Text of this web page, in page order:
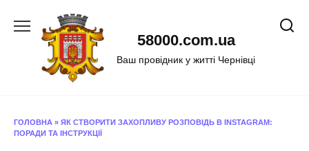
58000.com.ua
Ваш провідник у житті Чернівці
ГОЛОВНА » ЯК СТВОРИТИ ЗАХОПЛИВУ РОЗПОВІДЬ В INSTAGRAM:
ПОРАДИ ТА ІНСТРУКЦІЇ